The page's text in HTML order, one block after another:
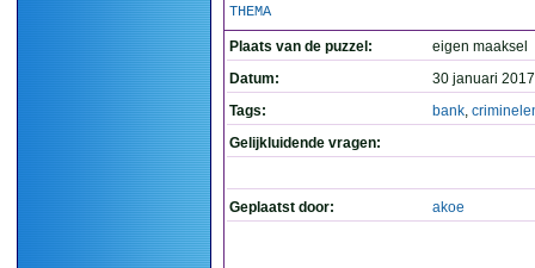
THEMA
Plaats van de puzzel:
eigen maaksel
Datum:
30 januari
Tags:
bank,
Gelijkluidende vragen:
Geplaatst door: akoe